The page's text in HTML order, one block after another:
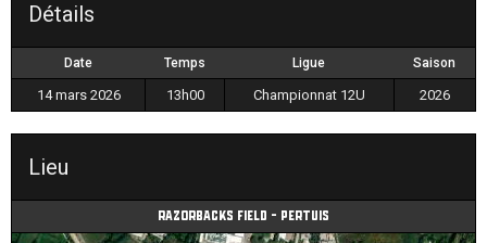
Détails
Date Temps Ligue Saison
14 mars 2026 13h00 Championnat 12U 2026
Lieu
Razorbacks field - Pertuis